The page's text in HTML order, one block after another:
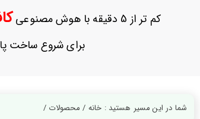
حساب
کم تر از 5 دقیقه با هوش مصنوعی
برای شروع ساخت
شما در این مسیر هستید : خانه / محصولات /